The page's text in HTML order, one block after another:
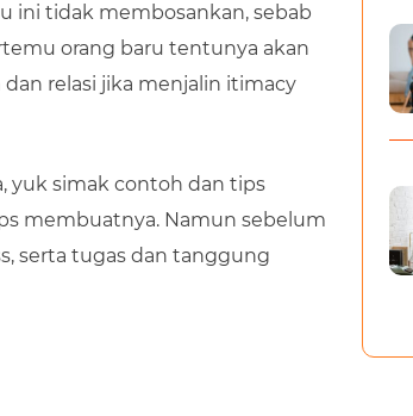
ini tidak membosankan, sebab
orang baru tentunya akan
relasi jika menjalin itimacy
yuk simak contoh dan tips
membuatnya. Namun sebelum
serta tugas dan tanggung